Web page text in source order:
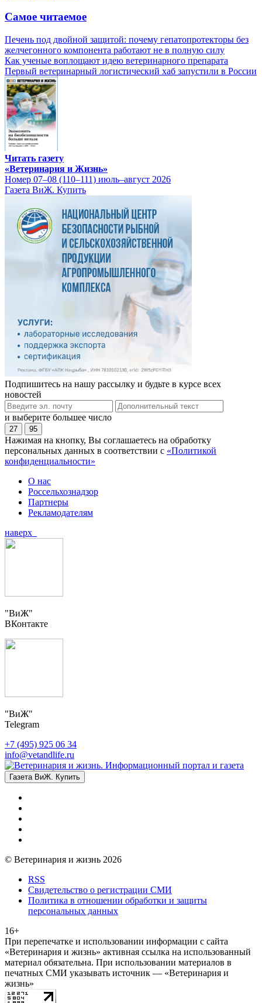
Самое читаемое
Печень под двойной защитой: почему гепатопротекторы без
желчегонного компонента работают не в полную силу
Как ученые воплощают идею ветеринарного препарата
Первый ветеринарный логистический хаб запустили в России
Читать газету
«Ветеринария и Жизнь»
Номер 07–08 (110–111) июль–август 2026
Газета ВиЖ. Купить
Подпишитесь на нашу рассылку и будьте в курсе всех
новостей
и выберите большее число
27 95
Нажимая на кнопку, Вы соглашаетесь на обработку
персональных данных в соответствии с «Политикой
конфиденциальности»
О нас
Россельхознадзор
Партнеры
Рекламодателям
наверх
"ВиЖ"
ВКонтакте
"ВиЖ"
Telegram
+7 (495) 925 06 34
info@vetandlife.ru
Газета ВиЖ. Купить
© Ветеринария и жизнь 2026
RSS
Свидетельство о регистрации СМИ
Политика в отношении обработки и защиты
персональных данных
16+
При перепечатке и использовании информации с сайта
«Ветеринария и жизнь» активная ссылка на использованный
материал обязательна. При использовании материалов в
печатных СМИ указывать источник — «Ветеринария и
жизнь»